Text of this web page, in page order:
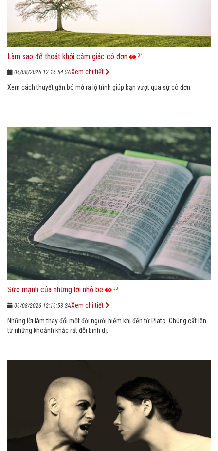
Làm sao để thoát khỏi cảm giác cô đơn 34
06/08/2026 12:16:54 SA
Xem cách thuyết gắn bó mở ra lộ trình giúp bạn vượt qua sự cô đơn.
Xem chi tiết
Sức mạnh của những lời nhỏ bé 33
06/08/2026 12:16:53 SA
Những lời làm thay đổi một đời người hiếm khi đến từ Plato. Chúng cất lên
từ những khoảnh khắc rất đỗi bình dị.
Xem chi tiết